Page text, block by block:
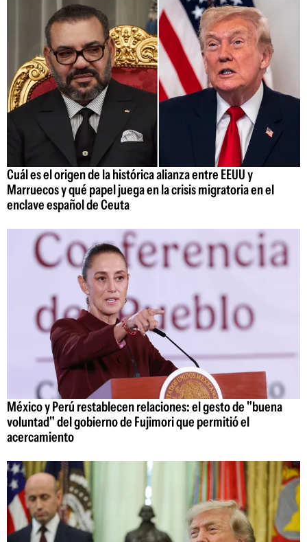
Cuál es el origen de la histórica alianza entre EEUU y
Marruecos y qué papel juega en la crisis migratoria en el
enclave español de Ceuta
México y Perú restablecen relaciones: el gesto de "buena
voluntad" del gobierno de Fujimori que permitió el
acercamiento